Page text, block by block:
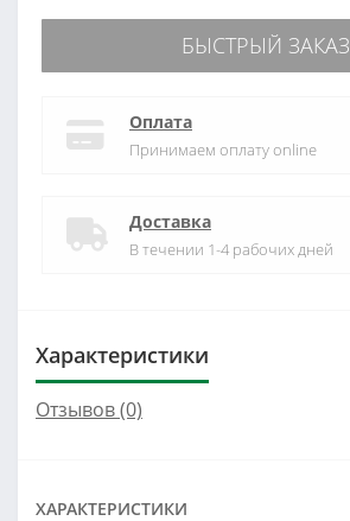
БЫСТРЫЙ ЗАКАЗ
Оплата
Принимаем оплату online
Доставка
В течении 1-4 рабочих дней
Характеристики
Отзывов (0)
ХАРАКТЕРИСТИКИ